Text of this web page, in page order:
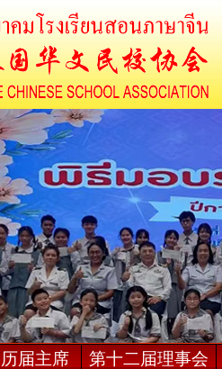
历届主席 第十二届理事会